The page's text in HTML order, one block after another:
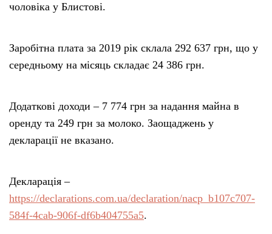
чоловіка у Блистові.
Заробітна плата за 2019 рік склала 292 637 грн, що у
середньому на місяць складає 24 386 грн.
Додаткові доходи – 7 774 грн за надання майна в
оренду та 249 грн за молоко. Заощаджень у
декларації не вказано.
Декларація –
https://declarations.com.ua/declaration/nacp_b107c707-
584f-4cab-906f-df6b404755a5.